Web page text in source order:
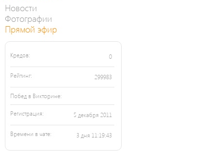
Новости
Фотографии
Прямой эфир
Кредов: 0
Рейтинг: 299983
Побед в Викторине:
Регистрация: 5 декабря 2011
Времени в чате: 3 дня 11:19:43